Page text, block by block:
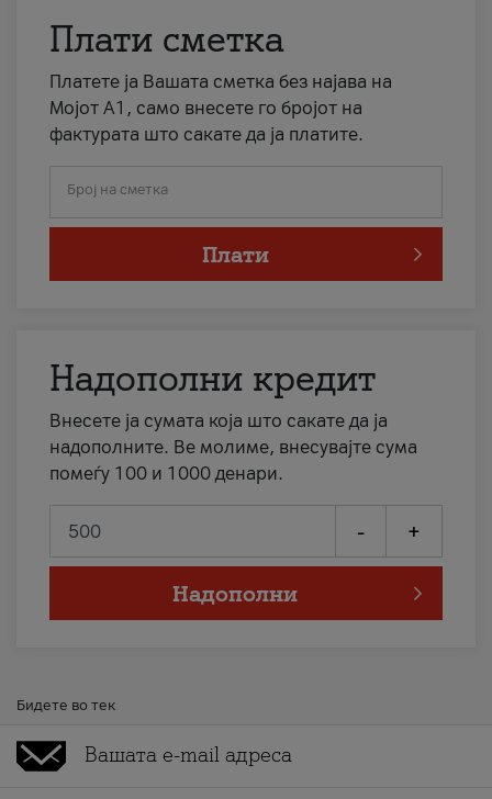
Плати сметка
Платете ја Вашата сметка без најава на
Мојот А1, само внесете го бројот на
фактурата што сакате да ја платите.
Број на сметка
Плати
Надополни кредит
Внесете ја сумата која што сакате да ја
надополните. Ве молиме, внесувајте сума
помеѓу 100 и 1000 денари.
- +
Надополни
Бидете во тек